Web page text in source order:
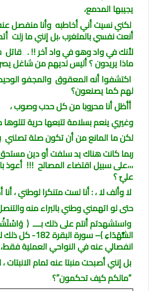
يجيبها المدمع،
لكني نسيت أني أخاطبه وأنا منفصل
أنعت نفسي بالمتغرب ،بل إنني ما
لأنك في واد وهو في واد آخر !! . قاتل
ماذا يريدون ؟ أليس لديهم من
اكتشفوا أنه المعقوق والمجفو
لهم كما يصنعون؟
أأظل أنا محروبا من كل حدب وصوب ،
وغيري ينعم بسلامة تتبعها حرية
لكن ما المانع من أن تكون صلة
ربما كانت هناك يد سلفت أو دين مستحق
،،،على سبيل اقتضاء المصالح !!!
عليّ ؟
لا وألف لا ، : أنا لست متنكرا لوطني ،
حتى لو اتهمني وطني بالبراء منه
واستشهدتم أنتم على ذلك بــــ (
الشُّهَدَاءِ )–
انفصالي عنه في النواحي العملية فقط،
بل إنني أصبحت منبتا عنه تمام
“مالكم كيف تحكمون”؟